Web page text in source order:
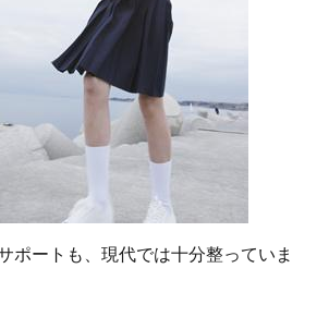
ポートも、現代では十分整っていま